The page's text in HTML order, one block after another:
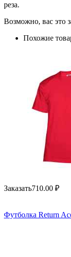
реза.
Возможно, вас это
Похожие
Заказать710.00 ₽
Футболка Return